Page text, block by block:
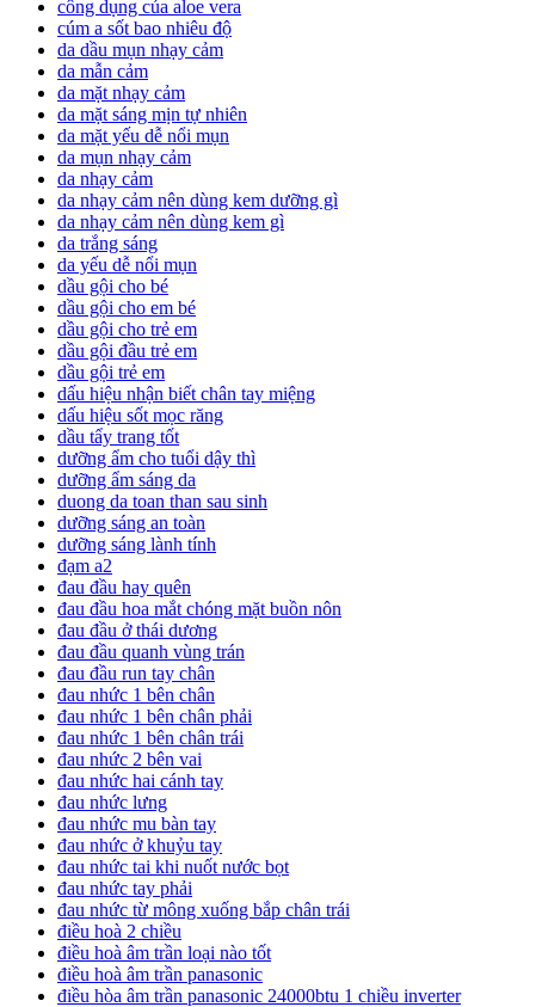
công dụng của aloe vera
cúm a sốt bao nhiêu độ
da dầu mụn nhạy cảm
da mẫn cảm
da mặt nhạy cảm
da mặt sáng mịn tự nhiên
da mặt yếu dễ nổi mụn
da mụn nhạy cảm
da nhạy cảm
da nhạy cảm nên dùng kem dưỡng gì
da nhạy cảm nên dùng kem gì
da trắng sáng
da yếu dễ nổi mụn
dầu gội cho bé
dầu gội cho em bé
dầu gội cho trẻ em
dầu gội đầu trẻ em
dầu gội trẻ em
dấu hiệu nhận biết chân tay miệng
dấu hiệu sốt mọc răng
dầu tẩy trang tốt
dưỡng ẩm cho tuổi dậy thì
dưỡng ẩm sáng da
duong da toan than sau sinh
dưỡng sáng an toàn
dưỡng sáng lành tính
đạm a2
đau đầu hay quên
đau đầu hoa mắt chóng mặt buồn nôn
đau đầu ở thái dương
đau đầu quanh vùng trán
đau đầu run tay chân
đau nhức 1 bên chân
đau nhức 1 bên chân phải
đau nhức 1 bên chân trái
đau nhức 2 bên vai
đau nhức hai cánh tay
đau nhức lưng
đau nhức mu bàn tay
đau nhức ở khuỷu tay
đau nhức tai khi nuốt nước bọt
đau nhức tay phải
đau nhức từ mông xuống bắp chân trái
điều hoà 2 chiều
điều hoà âm trần loại nào tốt
điều hoà âm trần panasonic
điều hòa âm trần panasonic 24000btu 1 chiều inverter